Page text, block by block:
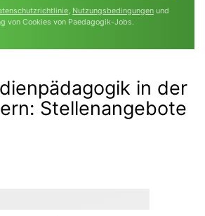
, Nutzungsbedingungen und
von Cookies von Paedagogik-Jobs.
in der
: Stellenangebote